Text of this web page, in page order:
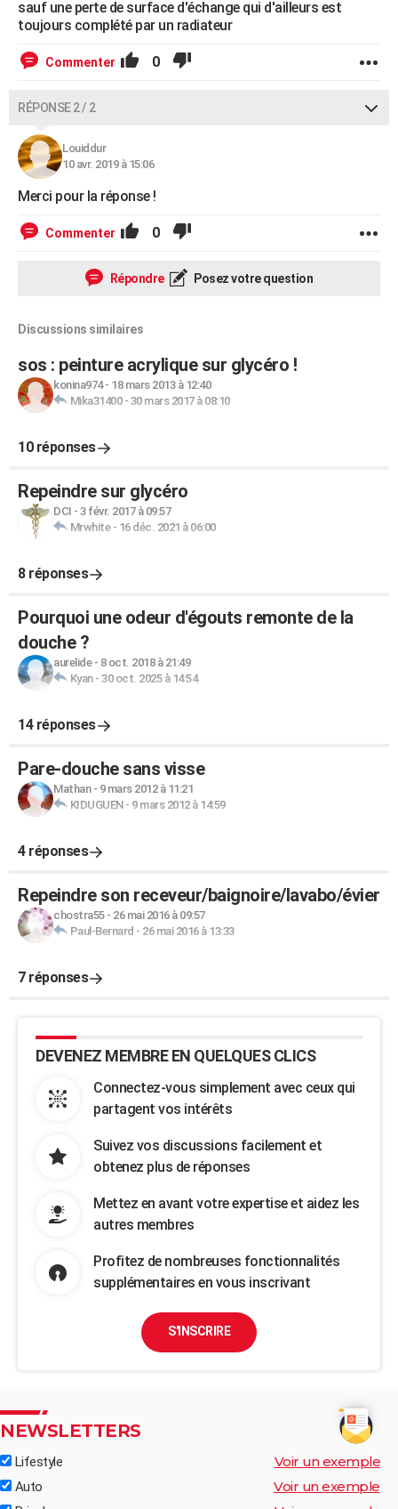
sauf une perte de surface d'échange qui d'ailleurs est
toujours complété par un radiateur
Commenter 0
RÉPONSE 2 / 2
Louiddur
10 avr. 2019 à 15:06
Merci pour la réponse !
Commenter 0
Répondre Posez votre question
Discussions similaires
sos : peinture acrylique sur glycéro !
konina974- 18 mars 2013 à 12:40
Mika31400- 30 mars 2017 à 08:10
10 réponses
Repeindre sur glycéro
DCI - 3 févr. 2017 à 09:57
Mrwhite- 16 déc. 2021 à 06:00
8 réponses
Pourquoi une odeur d'égouts remonte de la
douche ?
aurelide- 8 oct. 2018 à 21:49
Kyan- 30 oct. 2025 à 14:54
14 réponses
Pare-douche sans visse
Mathan- 9 mars 2012 à 11:21
KIDUGUEN- 9 mars 2012 à 14:59
4 réponses
Repeindre son receveur/baignoire/lavabo/évier
chostra55- 26 mai 2016 à 09:57
Paul-Bernard - 26 mai 2016 à 13:33
7 réponses
DEVENEZ MEMBRE EN QUELQUES CLICS
Connectez-vous simplement avec ceux qui
partagent vos intérêts
Suivez vos discussions facilement et
obtenez plus de réponses
Mettez en avant votre expertise et aidez les
autres membres
Profitez de nombreuses fonctionnalités
supplémentaires en vous inscrivant
S'INSCRIRE
NEWSLETTERS
Lifestyle Voir un exemple
Auto Voir un exemple